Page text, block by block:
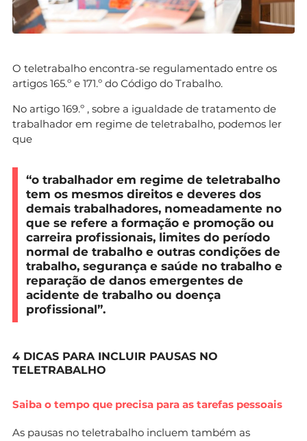
O teletrabalho encontra-se regulamentado entre os
artigos 165.º e 171.º do Código do Trabalho.
No artigo 169.º , sobre a igualdade de tratamento de
trabalhador em regime de teletrabalho, podemos ler
que
“o trabalhador em regime de teletrabalho
tem os mesmos direitos e deveres dos
demais trabalhadores, nomeadamente no
que se refere a formação e promoção ou
carreira profissionais, limites do período
normal de trabalho e outras condições de
trabalho, segurança e saúde no trabalho e
reparação de danos emergentes de
acidente de trabalho ou doença
profissional”.
4 DICAS PARA INCLUIR PAUSAS NO
TELETRABALHO
Saiba o tempo que precisa para as tarefas pessoais
As pausas no teletrabalho incluem também as